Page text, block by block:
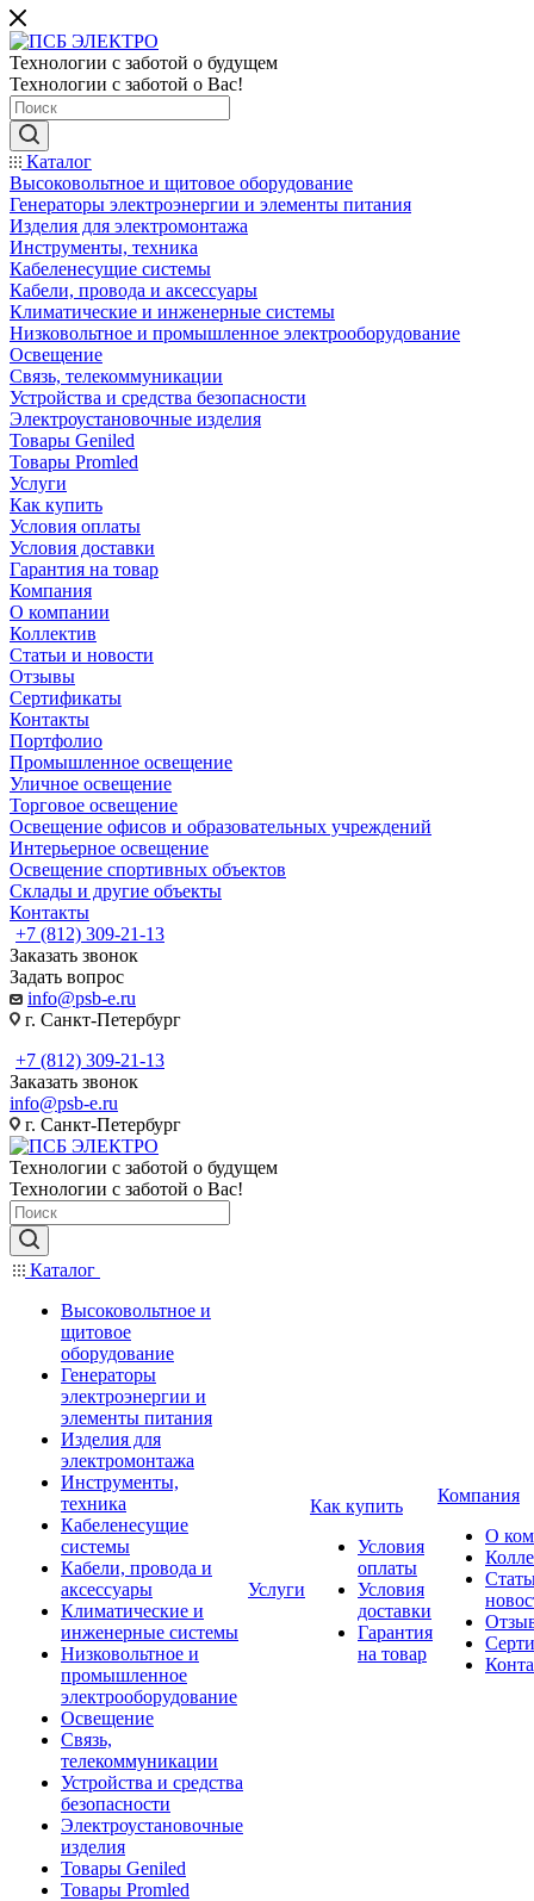
Технологии с заботой о будущем
Технологии с заботой о Вас!
Каталог
Высоковольтное и щитовое оборудование
Генераторы электроэнергии и элементы питания
Изделия для электромонтажа
Инструменты, техника
Кабеленесущие системы
Кабели, провода и аксессуары
Климатические и инженерные системы
Низковольтное и промышленное электрооборудование
Освещение
Связь, телекоммуникации
Устройства и средства безопасности
Электроустановочные изделия
Товары Geniled
Товары Promled
Услуги
Как купить
Условия оплаты
Условия доставки
Гарантия на товар
Компания
О компании
Коллектив
Статьи и новости
Отзывы
Сертификаты
Контакты
Портфолио
Промышленное освещение
Уличное освещение
Торговое освещение
Освещение офисов и образовательных учреждений
Интерьерное освещение
Освещение спортивных объектов
Склады и другие объекты
Контакты
+7 (812) 309-21-13
Заказать звонок
Задать вопрос
info@psb-e.ru
г. Санкт-Петербург
+7 (812) 309-21-13
Заказать звонок
info@psb-e.ru
г. Санкт-Петербург
Технологии с заботой о будущем
Технологии с заботой о Вас!
Каталог
Высоковольтное и
щитовое
оборудование
Генераторы
электроэнергии и
элементы питания
Изделия для
электромонтажа
Инструменты,
техника
Кабеленесущие
системы
Кабели, провода и
аксессуары
Климатические и
инженерные системы
Низковольтное и
промышленное
электрооборудование
Освещение
Связь,
телекоммуникации
Устройства и средства
безопасности
Электроустановочные
изделия
Товары Geniled
Товары Promled
Услуги
Как купить
Условия
оплаты
Условия
доставки
Гарантия
на товар
Компания
О